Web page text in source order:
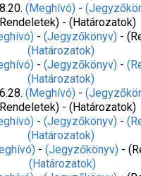
(Meghívó) -
- (Határozatok)
- (Jegyzőkönyv) -
(Határozatok)
- (Jegyzőkönyv) -
(Határozatok)
(Meghívó) -
- (Határozatok)
- (Jegyzőkönyv) -
(Határozatok)
- (Jegyzőkönyv) -
(Határozatok)